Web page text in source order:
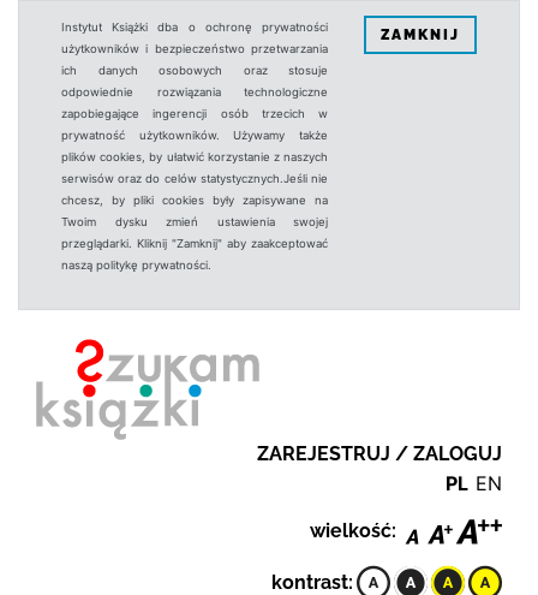
Instytut Książki dba o ochronę prywatności
użytkowników i bezpieczeństwo przetwarzania
ich danych osobowych oraz stosuje
odpowiednie rozwiązania technologiczne
zapobiegające ingerencji osób trzecich w
prywatność użytkowników. Używamy także
plików cookies, by ułatwić korzystanie z naszych
serwisów oraz do celów statystycznych.Jeśli nie
chcesz, by pliki cookies były zapisywane na
Twoim dysku zmień ustawienia swojej
przeglądarki. Kliknij "Zamknij" aby zaakceptować
naszą politykę prywatności.
ZAMKNIJ
ZAREJESTRUJ / ZALOGUJ
PL EN
wielkość:
kontrast: